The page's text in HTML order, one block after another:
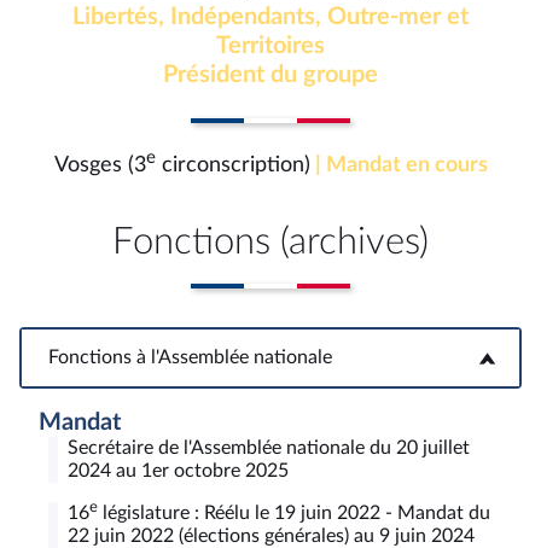
Libertés, Indépendants, Outre-mer et
Territoires
Président du groupe
Vosges (3ecirconscription) | Mandat en cours
Fonctions (archives)
Fonctions à l'Assemblée nationale
Fonctions à l'Assemblée nationale
Mandat
Secrétaire de l'Assemblée nationale du 20 juillet
2024 au 1er octobre 2025
16e législature : Réélu le 19 juin 2022 - Mandat du
22 juin 2022 (élections générales) au 9 juin 2024